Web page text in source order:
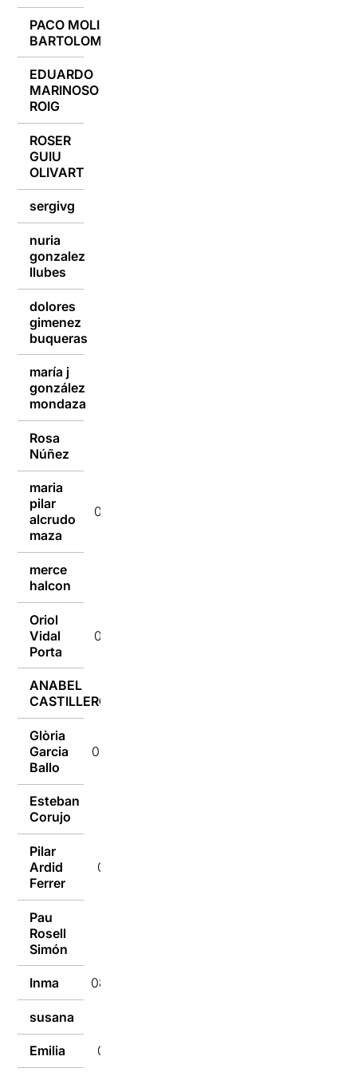
PACO MOLINA
BARTOLOME
EDUARDO
MARINOSO
ROIG
ROSER
GUIU
OLIVART
sergivg
nuria
gonzalez
llubes
dolores
gimenez
buqueras
maría j
gonzález
mondaza
Rosa
Núñez
maria
pilar
alcrudo
maza
09/09/2018
merce
halcon
Oriol
Vidal
Porta
08/09/2018
ANABEL
CASTILLERO
Glòria
Garcia
Ballo
08/09/2018
Esteban
Corujo
Pilar
Ardid
Ferrer
08/09/2018
Pau
Rosell
Simón
Inma 08/09/2018
susana
Emilia 08/09/2018